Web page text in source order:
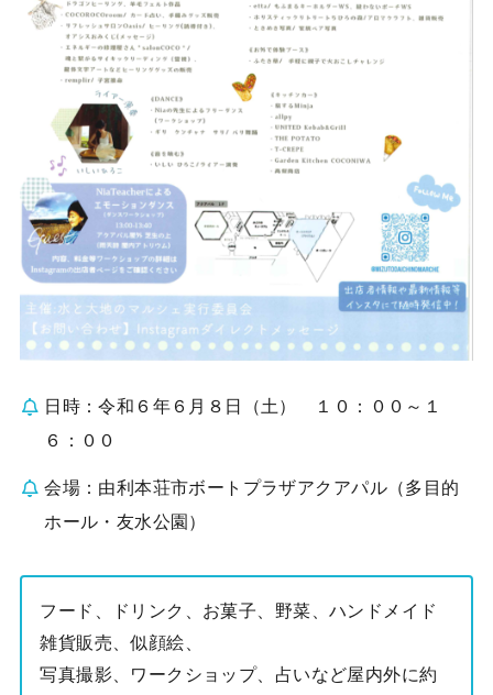
日時：令和６年６月８日（土） １０：００～１
６：００
会場：由利本荘市ボートプラザアクアパル（多目的
ホール・友水公園）
フード、ドリンク、お菓子、野菜、ハンドメイド
雑貨販売、似顔絵、
写真撮影、ワークショップ、占いなど屋内外に約